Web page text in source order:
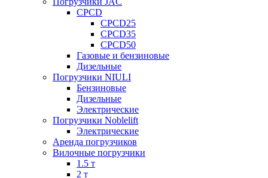
CPCD
CPCD25
CPCD35
CPCD50
Газовые и бензиновые
Дизельные
Погрузчики NIULI
Бензиновые
Дизельные
Электрические
Погрузчики Noblelift
Электрические
Аренда погрузчиков
Вилочные погрузчики
1.5 т
2 т